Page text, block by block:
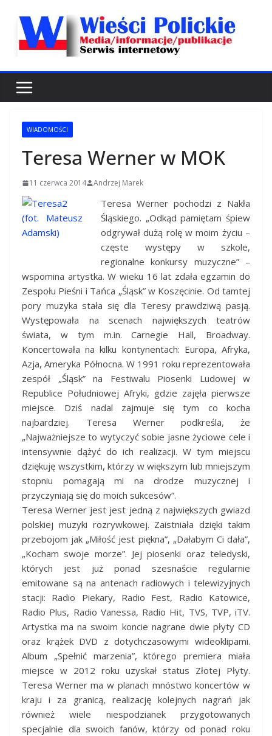
WIADOMOŚCI
Teresa Werner w MOK
11 czerwca 2014 Andrzej Marek
Teresa Werner pochodzi z Nakła
Śląskiego. „Odkąd pamiętam śpiew
odgrywał dużą rolę w moim życiu –
częste występy w szkole,
regionalne konkursy muzyczne” –
wspomina artystka. W wieku 16 lat zdała egzamin do
Zespołu Pieśni i Tańca „Śląsk” w Koszęcinie. Od tamtej
pory muzyka stała się dla Teresy prawdziwą pasją.
Występowała na scenach największych teatrów
świata, w tym m.in. Carnegie Hall, Broadway.
Koncertowała na kilku kontynentach: Europa, Afryka,
Azja, Ameryka Północna. W 1991 roku reprezentowała
zespół „Śląsk” na Festiwalu Piosenki Ludowej w
Republice Południowej Afryki, gdzie zajęła pierwsze
miejsce. Dziś nadal zajmuje się tym co kocha
najbardziej. Teresa Werner podkreśla, że
„Najważniejsze to wytyczyć sobie jasne życiowe cele i
intensywnie dążyć do ich realizacji. W tym miejscu
dziękuję wszystkim, którzy w większym lub mniejszym
stopniu pomagają mi na drodze muzycznej i
przyczyniają się do moich sukcesów”.
Teresa Werner jest jest jedną z największych gwiazd
polskiej muzyki rozrywkowej. Zaistniała dzięki takim
przebojom jak „Miłość jest piękna”, „Dałabym Ci dała”,
„Kocham swoje morze”. Jej piosenki oraz teledyski,
których jest już ponad szesnaście regularnie
emitowane są na antenach radiowych i telewizyjnych
stacji: Radio Piekary, Radio Fest, Radio Katowice,
Radio Plus, Radio Vanessa, Radio Hit, TVS, TVP, iTV.
Artystka ma na swoim koncie nagrane dwie płyty CD
oraz krążek DVD z dotychczasowymi wideoklipami.
Album „Spełnić marzenia”, którego premiera miała
miejsce w 2012 roku uzyskał status Złotej Płyty.
Teresa Werner ma w planach mnóstwo koncertów w
kraju i za granicą, realizację kolejnych nagrań jak
również wiele niespodzianek przygotowanych
specjalnie dla swoich fanów, którzy od ponad roku